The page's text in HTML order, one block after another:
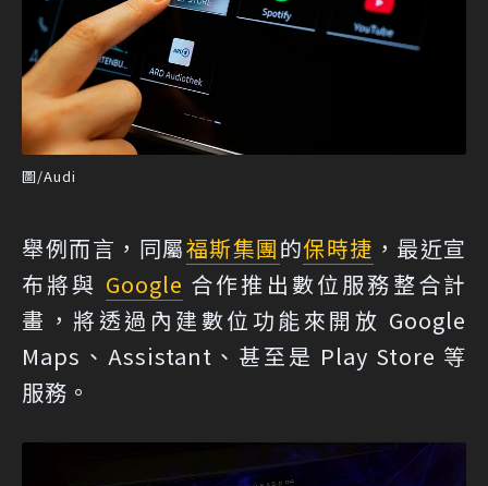
圖/Audi
舉例而言，同屬福斯集團的保時捷 ，最近宣
布將與 Google 合作推出數位服務整合計
畫，將透過內建數位功能來開放 Google
Maps、Assistant、甚至是 Play Store 等
服務。